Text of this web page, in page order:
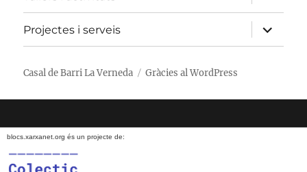
el
menú
fill
Projectes i serveis
amplia
el
menú
Casal de Barri La Verneda Gràcies al WordPress
blocs.xarxanet.org és un projecte de: